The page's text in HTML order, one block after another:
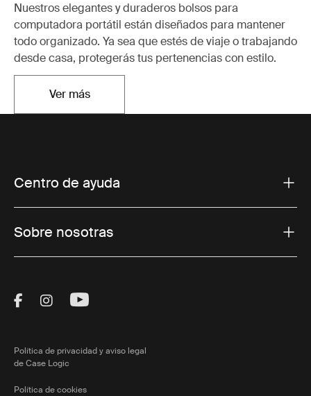
Nuestros elegantes y duraderos bolsos para
computadora portátil están diseñados para mantener
todo organizado. Ya sea que estés de viaje o trabajando
desde casa, protegerás tus pertenencias con estilo.
Ver másSe abre en una nueva pestaña
Centro de ayuda
Sobre nosotras
Visit Thule on Facebook (external link)
Visit Thule on Instagram (external link)
Visit Thule on Youtube (external
Política de privacidad y aviso legal
de Case Logic
Política de cookies